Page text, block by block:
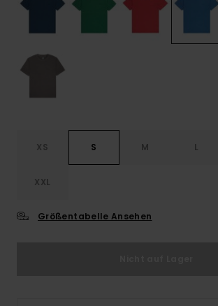
XS S M L
XXL
Größentabelle Ansehen